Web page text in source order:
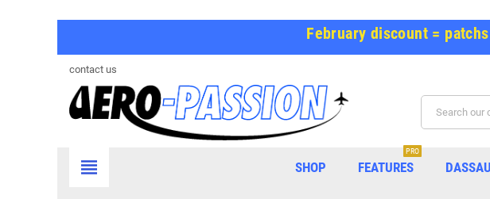
February discount =
contact us
view_headline SHOP FEATURES
PRO